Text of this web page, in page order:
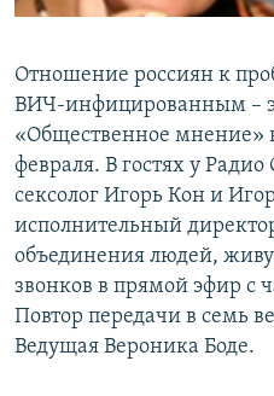
Все сайты РСЕ/РС
Отношение россиян к
ВИЧ-инфицированным –
«Общественное мнение»
февраля. В гостях у Радио
сексолог Игорь Кон и
исполнительный
объединения людей,
звонков в прямой эфир с
Повтор передачи в семь
Ведущая Вероника Боде.